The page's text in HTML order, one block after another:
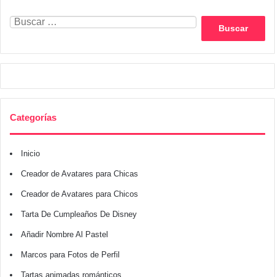
Categorías
Inicio
Creador de Avatares para Chicas
Creador de Avatares para Chicos
Tarta De Cumpleaños De Disney
Añadir Nombre Al Pastel
Marcos para Fotos de Perfil
Tartas animadas románticos